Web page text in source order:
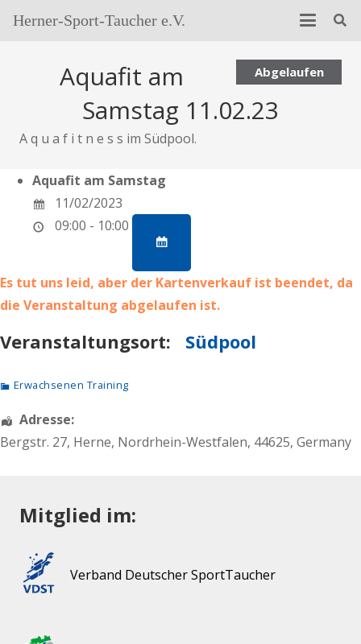
Herner-Sport-Taucher e.V.
Abgelaufen
Aquafit am
Samstag 11.02.23
A q u a f i t n e s s im Südpool.
Aquafit am Samstag
11/02/2023
09:00 - 10:00
Es tut uns leid, aber der Kartenverkauf ist beendet, da
die Veranstaltung abgelaufen ist.
Veranstaltungsort: Südpool
Erwachsenen Training
Adresse:
Bergstr. 27, Herne, Nordrhein-Westfalen, 44625, Germany
Mitglied im:
Verband Deutscher SportTaucher